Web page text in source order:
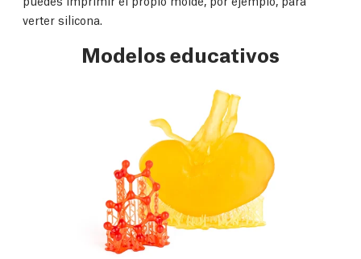
verter silicona.
Modelos educativos